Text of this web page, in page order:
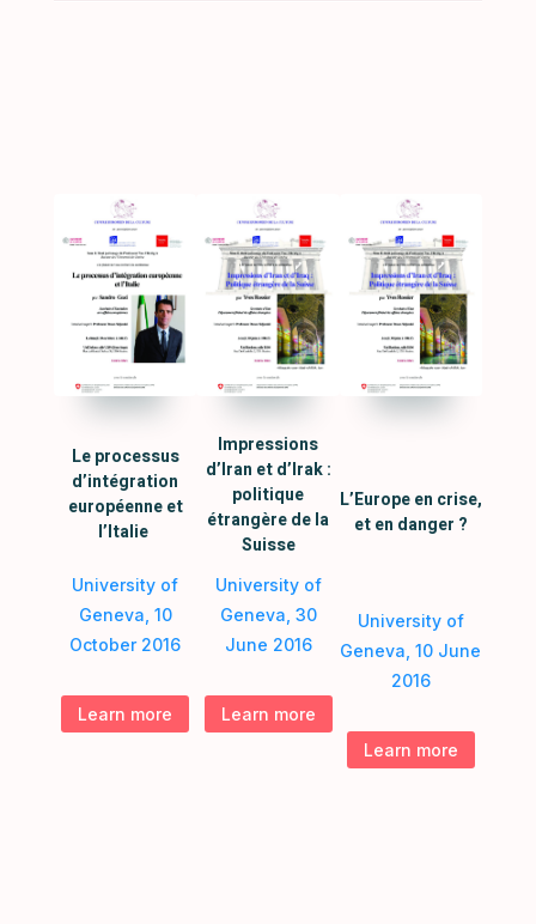
Le processus
d’intégration
européenne et
l’Italie
University of
Geneva, 10
October 2016
Learn more
Impressions
d’Iran et d’Irak :
politique
étrangère de la
Suisse
University of
Geneva, 30
June 2016
Learn more
L’Europe en crise,
et en danger ?
University of
Geneva, 10 June
2016
Learn more